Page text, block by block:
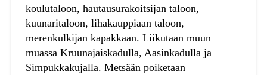
koulutaloon, hautausurakoitsijan taloon,
kuunaritaloon, lihakauppiaan taloon,
merenkulkijan kapakkaan. Liikutaan muun
muassa Kruunajaiskadulla, Aasinkadulla ja
Simpukkakujalla. Metsään poiketaan